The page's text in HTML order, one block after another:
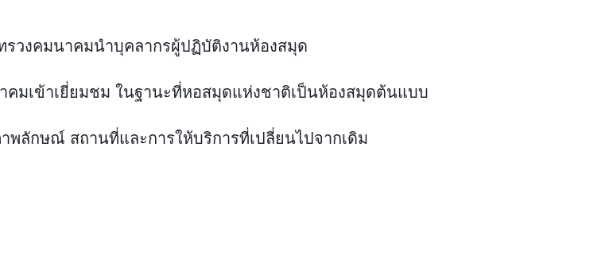
รวงคมนาคมนำบุคลากรผู้ปฏิบัติงานห้องสมุด
คมเข้าเยี่ยมชม ในฐานะที่หอสมุดแห่งชาติเป็นห้องสมุดต้นแบบ
พลักษณ์ สถานที่และการให้บริการที่เปลี่ยนไปจากเดิม